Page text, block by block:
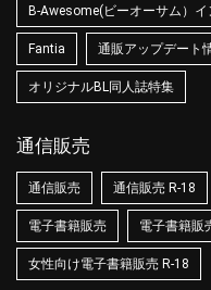
B-Awesome(ビーオーサム）イ
Fantia 通販アップデート
オリジナルBL同人誌特集
通信販売
通信販売 通信販売 R-18
電子書籍販売 電子書籍販
女性向け電子書籍販売 R-18